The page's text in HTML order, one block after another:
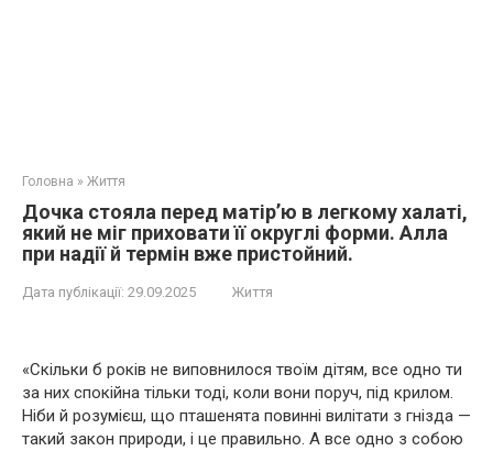
Головна » Життя
Дочка стояла перед матір’ю в легкому халаті,
який не міг приховати її округлі форми. Алла
при надії й термін вже пристойний.
Дата публікації: 29.09.2025 Життя
«Скільки б років не виповнилося твоїм дітям, все одно ти
за них спокійна тільки тоді, коли вони поруч, під крилом.
Ніби й розумієш, що пташенята повинні вилітати з гнізда —
такий закон природи, і це правильно. А все одно з собою